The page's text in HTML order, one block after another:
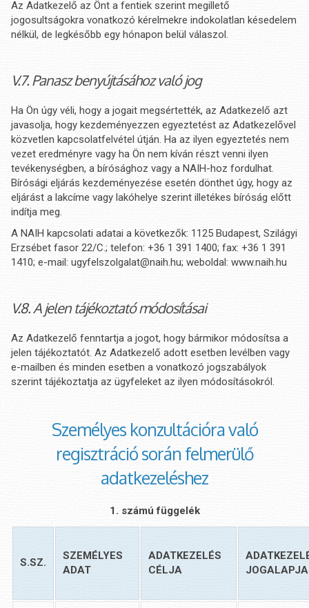
Az Adatkezelő az Önt a fentiek szerint megillető
jogosultságokra vonatkozó kérelmekre indokolatlan késedelem
nélkül, de legkésőbb egy hónapon belül válaszol.
V.7. Panasz benyújtásához való jog
Ha Ön úgy véli, hogy a jogait megsértették, az Adatkezelő azt
javasolja, hogy kezdeményezzen egyeztetést az Adatkezelővel
közvetlen kapcsolatfelvétel útján. Ha az ilyen egyeztetés nem
vezet eredményre vagy ha Ön nem kíván részt venni ilyen
tevékenységben, a bírósághoz vagy a NAIH-hoz fordulhat.
Bírósági eljárás kezdeményezése esetén dönthet úgy, hogy az
eljárást a lakcíme vagy lakóhelye szerint illetékes bíróság előtt
indítja meg.
A NAIH kapcsolati adatai a következők: 1125 Budapest, Szilágyi
Erzsébet fasor 22/C.; telefon: +36 1 391 1400; fax: +36 1 391
1410; e-mail: ugyfelszolgalat@naih.hu; weboldal: www.naih.hu
V.8. A jelen tájékoztató módosításai
Az Adatkezelő fenntartja a jogot, hogy bármikor módosítsa a
jelen tájékoztatót. Az Adatkezelő adott esetben levélben vagy
e-mailben és minden esetben a vonatkozó jogszabályok
szerint tájékoztatja az ügyfeleket az ilyen módosításokról.
Személyes konzultációra való
regisztráció során felmerülő
adatkezeléshez
1. számú függelék
S.SZ.
SZEMÉLYES
ADAT
ADATKEZELÉS
CÉLJA
JOGALAPJA